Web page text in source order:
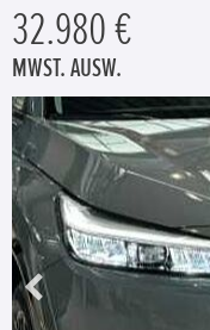
Angebote
Service & Zubehör
Unser Autohaus
32.980 €
MWST. AUSW.